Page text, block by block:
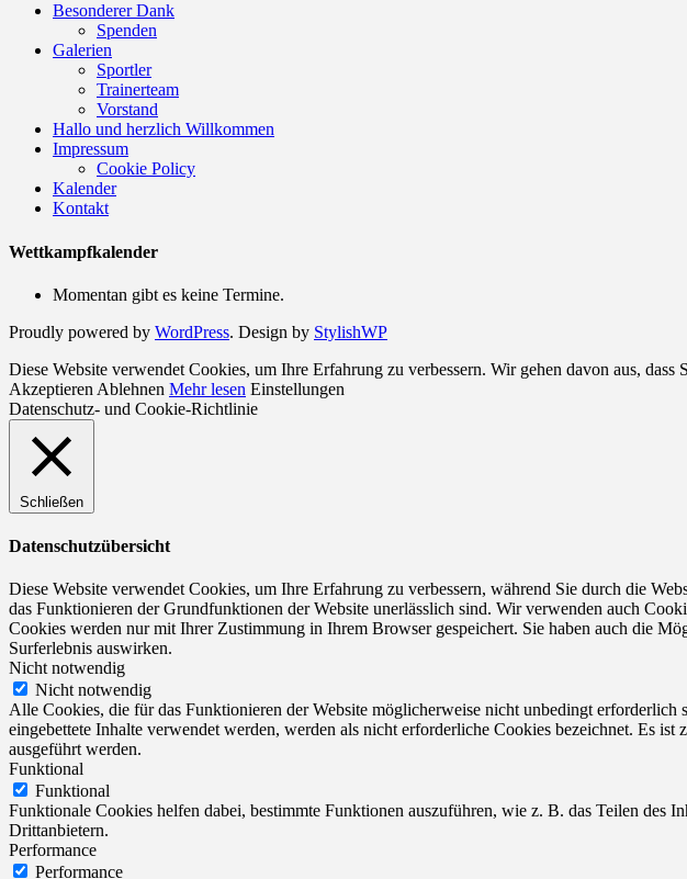
Besonderer Dank
Spenden
Galerien
Sportler
Trainerteam
Vorstand
Hallo und herzlich Willkommen
Impressum
Cookie Policy
Kalender
Kontakt
Wettkampfkalender
Momentan gibt es keine Termine.
Proudly powered by WordPress. Design by StylishWP
Diese Website verwendet Cookies, um Ihre Erfahrung zu verbessern. Wir gehen davon aus,
Akzeptieren Ablehnen Mehr lesen Einstellungen
Datenschutz- und Cookie-Richtlinie
Schließen
Datenschutzübersicht
Diese Website verwendet Cookies, um Ihre Erfahrung zu verbessern, während Sie durch die
das Funktionieren der Grundfunktionen der Website unerlässlich sind. Wir verwenden auch
Cookies werden nur mit Ihrer Zustimmung in Ihrem Browser gespeichert. Sie haben auch die
Surferlebnis auswirken.
Nicht notwendig
Nicht notwendig
Alle Cookies, die für das Funktionieren der Website möglicherweise nicht unbedingt
eingebettete Inhalte verwendet werden, werden als nicht erforderliche Cookies bezeichnet. Es
ausgeführt werden.
Funktional
Funktional
Funktionale Cookies helfen dabei, bestimmte Funktionen auszuführen, wie z. B. das Teilen des
Drittanbietern.
Performance
Performance